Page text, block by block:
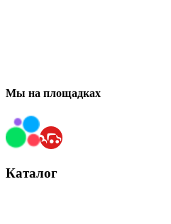
Мы на площадках
Каталог